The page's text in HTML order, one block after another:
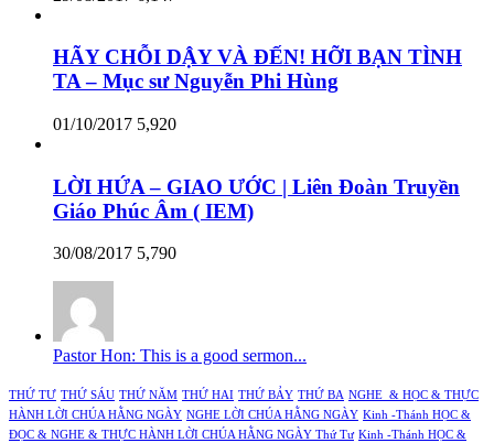
HÃY CHỖI DẬY VÀ ĐẾN! HỠI BẠN TÌNH
TA – Mục sư Nguyễn Phi Hùng
01/10/2017 5,920
LỜI HỨA – GIAO ƯỚC | Liên Đoàn Truyền
Giáo Phúc Âm ( IEM)
30/08/2017 5,790
Pastor Hon: This is a good sermon...
THỨ TƯ THỨ SÁU THỨ NĂM THỨ HAI THỨ BẢY THỨ BA NGHE & HỌC & THỰC
HÀNH LỜI CHÚA HẰNG NGÀY NGHE LỜI CHÚA HẰNG NGÀY Kinh -Thánh HỌC &
ĐỌC & NGHE & THỰC HÀNH LỜI CHÚA HẰNG NGÀY Thứ Tư Kinh -Thánh HỌC &